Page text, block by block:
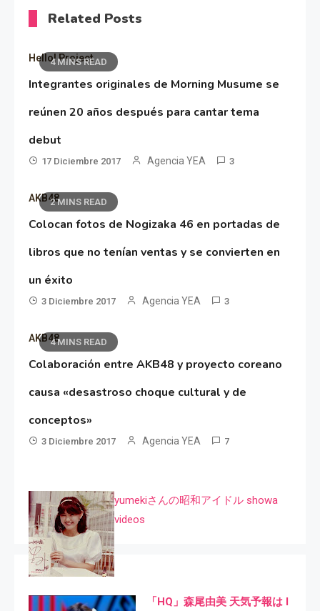
Related Posts
4 MINS READ
Hello! Project
Integrantes originales de Morning Musume se
reúnen 20 años después para cantar tema
debut
17 Diciembre 2017 Agencia YEA 3
2 MINS READ
AKB48
Colocan fotos de Nogizaka 46 en portadas de
libros que no tenían ventas y se convierten en
un éxito
3 Diciembre 2017 Agencia YEA 3
4 MINS READ
AKB48
Colaboración entre AKB48 y proyecto coreano
causa «desastroso choque cultural y de
conceptos»
3 Diciembre 2017 Agencia YEA 7
yumekiさんの昭和アイドル showa
videos
「HQ」森尾由美 天気予報は I